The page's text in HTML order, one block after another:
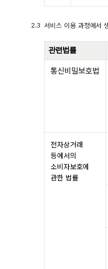
서비스 이용 과정에서
관련법률
통신비밀보호법
전자상거래
등에서의
소비자보호에
관한 법률